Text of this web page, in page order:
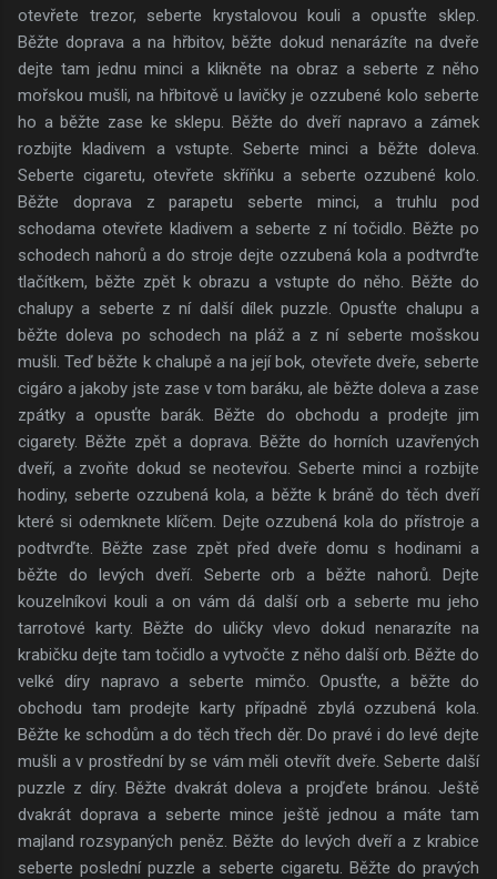
otevřete trezor, seberte krystalovou kouli a opusťte sklep.
Běžte doprava a na hřbitov, běžte dokud nenarázíte na dveře
dejte tam jednu minci a klikněte na obraz a seberte z něho
mořskou mušli, na hřbitově u lavičky je ozzubené kolo seberte
ho a běžte zase ke sklepu. Běžte do dveří napravo a zámek
rozbijte kladivem a vstupte. Seberte minci a běžte doleva.
Seberte cigaretu, otevřete skříňku a seberte ozzubené kolo.
Běžte doprava z parapetu seberte minci, a truhlu pod
schodama otevřete kladivem a seberte z ní točidlo. Běžte po
schodech nahorů a do stroje dejte ozzubená kola a podtvrďte
tlačítkem, běžte zpět k obrazu a vstupte do něho. Běžte do
chalupy a seberte z ní další dílek puzzle. Opusťte chalupu a
běžte doleva po schodech na pláž a z ní seberte mošskou
mušli. Teď běžte k chalupě a na její bok, otevřete dveře, seberte
cigáro a jakoby jste zase v tom baráku, ale běžte doleva a zase
zpátky a opusťte barák. Běžte do obchodu a prodejte jim
cigarety. Běžte zpět a doprava. Běžte do horních uzavřených
dveří, a zvoňte dokud se neotevřou. Seberte minci a rozbijte
hodiny, seberte ozzubená kola, a běžte k bráně do těch dveří
které si odemknete klíčem. Dejte ozzubená kola do přístroje a
podtvrďte. Běžte zase zpět před dveře domu s hodinami a
běžte do levých dveří. Seberte orb a běžte nahorů. Dejte
kouzelníkovi kouli a on vám dá další orb a seberte mu jeho
tarrotové karty. Běžte do uličky vlevo dokud nenarazíte na
krabičku dejte tam točidlo a vytvočte z něho další orb. Běžte do
velké díry napravo a seberte mimčo. Opusťte, a běžte do
obchodu tam prodejte karty případně zbylá ozzubená kola.
Běžte ke schodům a do těch třech děr. Do pravé i do levé dejte
mušli a v prostřední by se vám měli otevřít dveře. Seberte další
puzzle z díry. Běžte dvakrát doleva a projďete bránou. Ještě
dvakrát doprava a seberte mince ještě jednou a máte tam
majland rozsypaných peněz. Běžte do levých dveří a z krabice
seberte poslední puzzle a seberte cigaretu. Běžte do pravých